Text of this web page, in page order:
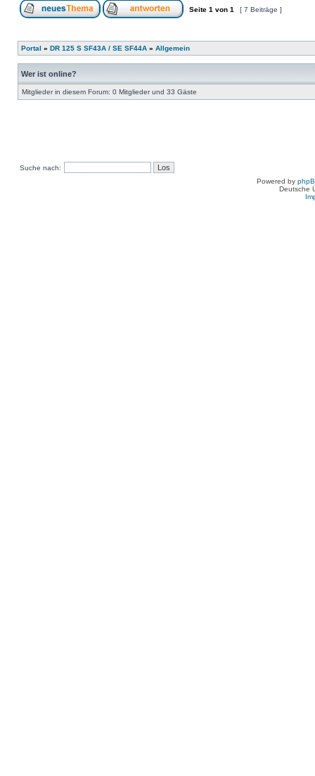
Seite 1 von 1 [ 7 Beiträge ]
Portal » DR 125 S SF43A / SE SF44A » Allgemein
Wer ist online?
Mitglieder in diesem Forum: 0 Mitglieder und 33 Gäste
Suche nach:
Powered by
Deutsche